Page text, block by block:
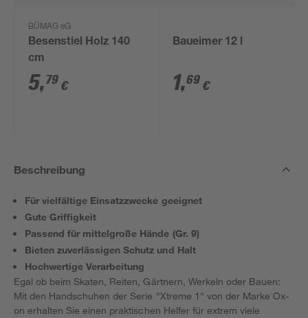
BÜMAG eG
Besenstiel Holz 140
cm
5,79 €
Baueimer 12 l
1,69 €
Beschreibung
Für vielfältige Einsatzzwecke geeignet
Gute Griffigkeit
Passend für mittelgroße Hände (Gr. 9)
Bieten zuverlässigen Schutz und Halt
Hochwertige Verarbeitung
Egal ob beim Skaten, Reiten, Gärtnern, Werkeln oder Bauen:
Mit den Handschuhen der Serie "Xtreme 1" von der Marke Ox-
on erhalten Sie einen praktischen Helfer für extrem viele